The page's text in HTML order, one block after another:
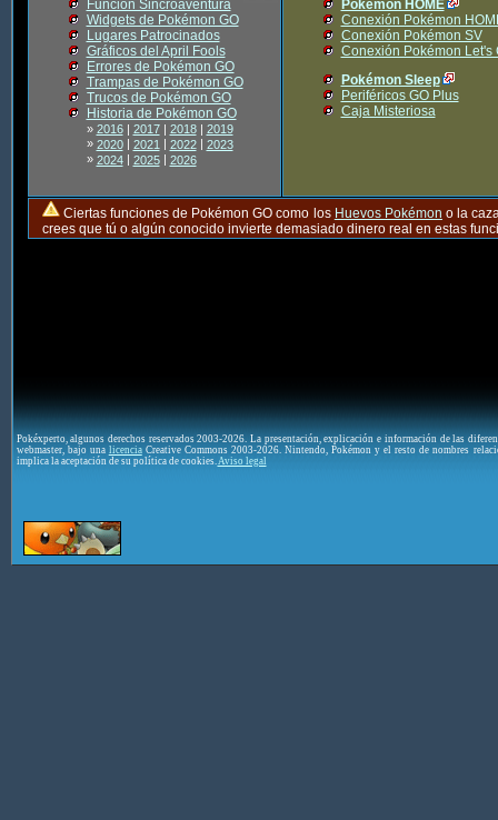
Función Sincroaventura
Widgets de Pokémon GO
Lugares Patrocinados
Gráficos del April Fools
Errores de Pokémon GO
Trampas de Pokémon GO
Trucos de Pokémon GO
Historia de Pokémon GO
» 2016| 2017| 2018| 2019
» 2020| 2021| 2022| 2023
» 2024| 2025| 2026
Pokémon HOME
Conexión Pokémon
Conexión Pokémon SV
Conexión Pokémon Let's
Pokémon Sleep
Periféricos GO Plus
Caja Misteriosa
Ciertas funciones de Pokémon GO como los Huevos Pokémon o la
crees que tú o algún conocido invierte demasiado dinero real en estas
Pokéxperto, algunos derechos reservados 2003-2026. La presentación, explicación e información de las
webmaster, bajo una licenciaCreative Commons 2003-2026. Nintendo, Pokémon y el resto de nombres
implica la aceptación de su política de cookies. Aviso legal